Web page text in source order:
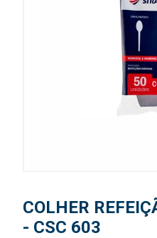
COLHER
- CSC 603